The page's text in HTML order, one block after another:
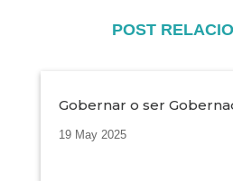
POST
Gobernar o ser
19 May 2025